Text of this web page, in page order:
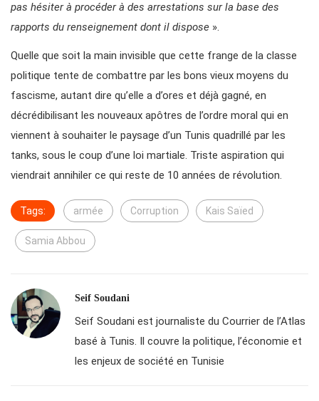
pas hésiter à procéder à des arrestations sur la base des
rapports du renseignement dont il dispose ».
Quelle que soit la main invisible que cette frange de la classe
politique tente de combattre par les bons vieux moyens du
fascisme, autant dire qu’elle a d’ores et déjà gagné, en
décrédibilisant les nouveaux apôtres de l’ordre moral qui en
viennent à souhaiter le paysage d’un Tunis quadrillé par les
tanks, sous le coup d’une loi martiale. Triste aspiration qui
viendrait annihiler ce qui reste de 10 années de révolution.
Tags: armée Corruption Kais Saïed
Samia Abbou
Seif Soudani
Seif Soudani est journaliste du Courrier de l’Atlas
basé à Tunis. Il couvre la politique, l’économie et
les enjeux de société en Tunisie